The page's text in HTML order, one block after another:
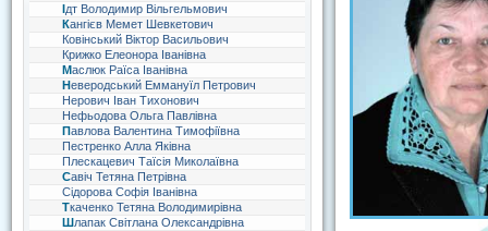
Ідт Володимир Вільгельмович
Кангієв Мемет Шевкетович
Ковінський Віктор Васильович
Крижко Елеонора Іванівна
Маслюк Раїса Іванівна
Неверодський Еммануїл Петрович
Нерович Іван Тихонович
Нефьодова Ольга Павлівна
Павлова Валентина Тимофіївна
Пестренко Алла Яківна
Плескацевич Таїсія Миколаївна
Савіч Тетяна Петрівна
Сідорова Софія Іванівна
Ткаченко Тетяна Володимирівна
Шлапак Світлана Олександрівна